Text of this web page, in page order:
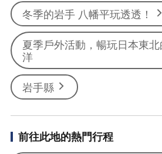
冬季的岩手 八幡平玩透透！
夏季戶外活動，暢玩日本東
洋
岩手縣
前往此地的熱門行程